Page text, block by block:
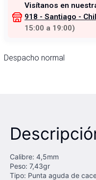
Visítanos en
918 - Santiago -
15:00 a 19:00)
Despacho normal
Calibre: 4,5mm
Peso: 7,43gr
Tipo: Punta aguda de